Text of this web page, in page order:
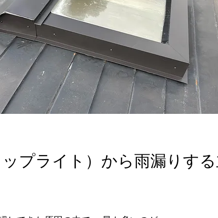
プライト）から雨漏りす